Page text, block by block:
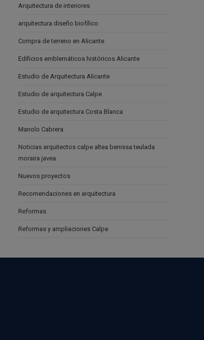
Arquitectura de interiores
arquitectura diseño biofílico
Compra de terreno en Alicante
Edificios emblemáticos históricos Alicante
Estudio de Arquitectura Alicante
Estudio de arquitectura Calpe
Estudio de arquitectura Costa Blanca
Manolo Cabrera
Noticias arquitectos calpe altea benissa teulada
moraira javea
Nuevos proyectos
Recomendaciones en arquitectura
Reformas
Reformas y ampliaciones Calpe